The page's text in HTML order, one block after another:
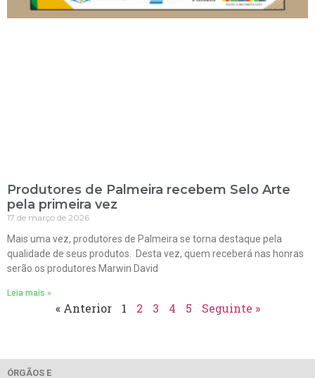
Produtores de Palmeira recebem Selo Arte
pela primeira vez
17 de março de 2026
Mais uma vez, produtores de Palmeira se torna destaque pela
qualidade de seus produtos. Desta vez, quem receberá nas honras
serão os produtores Marwin David
Leia mais »
« Anterior 1 2 3 4 5 Seguinte »
ÓRGÃOS E